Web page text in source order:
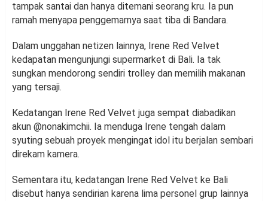
tampak santai dan hanya ditemani seorang kru. Ia pun
ramah menyapa penggemarnya saat tiba di Bandara.
Dalam unggahan netizen lainnya, Irene Red Velvet
kedapatan mengunjungi supermarket di Bali. Ia tak
sungkan mendorong sendiri trolley dan memilih makanan
yang tersaji.
Kedatangan Irene Red Velvet juga sempat diabadikan
akun @nonakimchii. Ia menduga Irene tengah dalam
syuting sebuah proyek mengingat idol itu berjalan sembari
direkam kamera.
Sementara itu, kedatangan Irene Red Velvet ke Bali
disebut hanya sendirian karena lima personel grup lainnya